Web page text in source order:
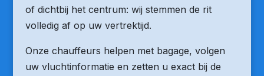
of dichtbij het centrum: wij stemmen de rit
volledig af op uw vertrektijd.
Onze chauffeurs helpen met bagage, volgen
uw vluchtinformatie en zetten u exact bij de